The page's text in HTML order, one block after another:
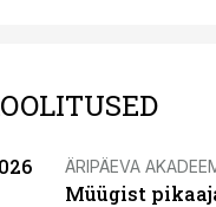
ÄRIPÄEVA
Müügist